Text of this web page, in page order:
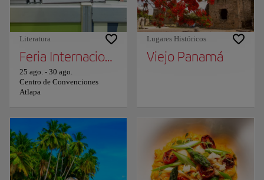
Literatura
Feria Internacional del Libro de Panamá
25 ago. - 30 ago.
Centro de Convenciones
Atlapa
Lugares Históricos
Viejo Panamá